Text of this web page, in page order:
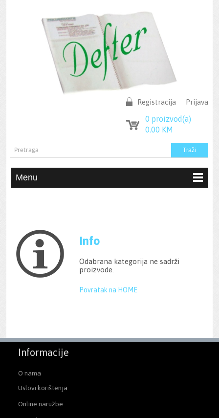
Prijava
Registracija
0 proizvod(a)
0.00 KM
Menu
Info
Odabrana kategorija ne sadrži
proizvode.
Povratak na HOME
Informacije
O nama
Uslovi korištenja
Online naružbe